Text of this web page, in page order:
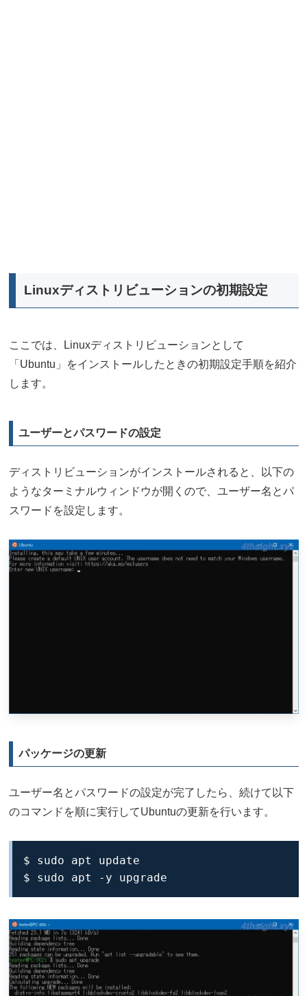
Linuxディストリビューションの初期設定
ここでは、Linuxディストリビューションとして
「Ubuntu」をインストールしたときの初期設定手順を紹介
します。
ユーザーとパスワードの設定
ディストリビューションがインストールされると、以下の
ようなターミナルウィンドウが開くので、ユーザー名とパ
スワードを設定します。
パッケージの更新
ユーザー名とパスワードの設定が完了したら、続けて以下
のコマンドを順に実行してUbuntuの更新を行います。
$ sudo apt update
$ sudo apt -y upgrade